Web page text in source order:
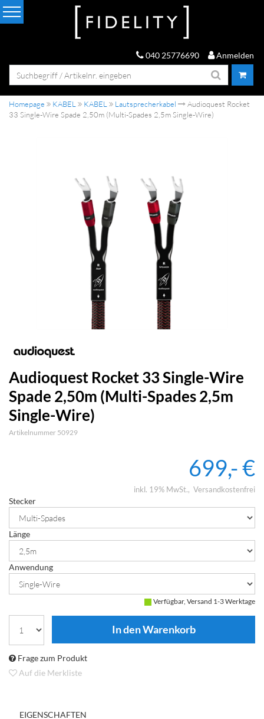
040 25776690 Anmelden
Homepage KABEL KABEL Lautsprecherkabel
Audioquest Rocket
33 Single-Wire Spade 2,50m (Multi-Spades 2,5m Single-Wire)
Audioquest Rocket 33 Single-Wire
Spade 2,50m (Multi-Spades 2,5m
Single-Wire)
Artikelnummer 50929
699,- €
inkl. 19% MwSt. Versandkostenfrei
Stecker
Länge
Anwendung
Verfügbar, Versand 1-3 Werktage
Frage zum Produkt
Auf die Merkliste
EIGENSCHAFTEN